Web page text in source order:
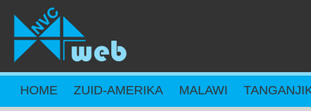
Overslaan en naar de inhoud gaan
HOME ZUID-AMERIKA MALAWI